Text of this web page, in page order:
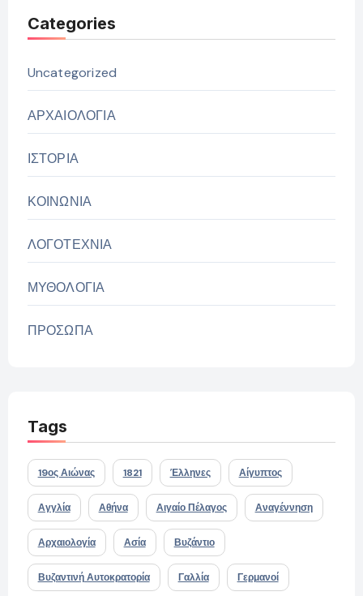
Categories
Uncategorized
ΑΡΧΑΙΟΛΟΓΙΑ
ΙΣΤΟΡΙΑ
ΚΟΙΝΩΝΙΑ
ΛΟΓΟΤΕΧΝΙΑ
ΜΥΘΟΛΟΓΙΑ
ΠΡΟΣΩΠΑ
Tags
19ος Αιώνας 1821 Έλληνες Αίγυπτος
Αγγλία Αθήνα Αιγαίο Πέλαγος Αναγέννηση
Αρχαιολογία Ασία Βυζάντιο
Βυζαντινή Αυτοκρατορία Γαλλία Γερμανοί